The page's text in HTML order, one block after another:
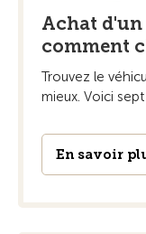
Achat
comment
Trouvez le
mieux. Voici
En savoir